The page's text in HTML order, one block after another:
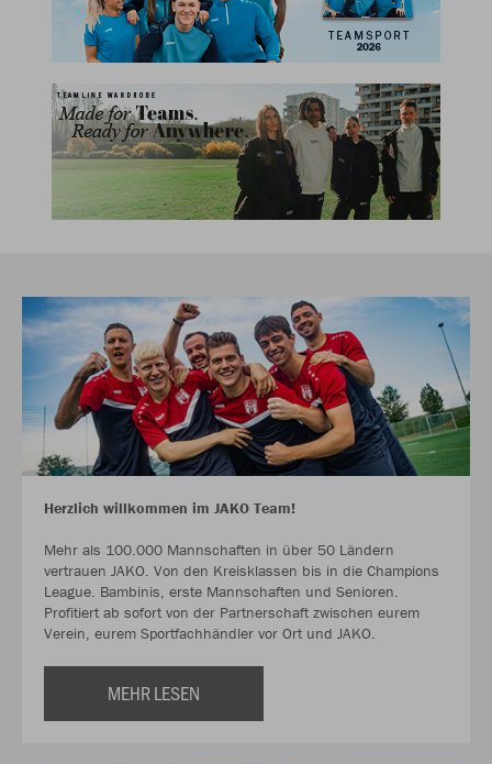
Herzlich willkommen im JAKO Team!
Mehr als 100.000 Mannschaften in über 50 Ländern
vertrauen JAKO. Von den Kreisklassen bis in die Champions
League. Bambinis, erste Mannschaften und Senioren.
Profitiert ab sofort von der Partnerschaft zwischen eurem
Verein, eurem Sportfachhändler vor Ort und JAKO.
MEHR LESEN